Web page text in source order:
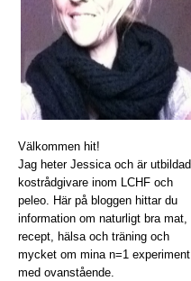
Välkommen hit!
Jag heter Jessica och är utbildad
kostrådgivare inom LCHF och
peleo. Här på bloggen hittar du
information om naturligt bra mat,
recept, hälsa och träning och
mycket om mina n=1 experiment
med ovanstående.